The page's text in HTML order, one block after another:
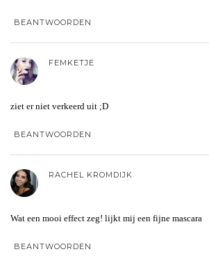
BEANTWOORDEN
FEMKETJE
ziet er niet verkeerd uit ;D
BEANTWOORDEN
RACHEL KROMDIJK
Wat een mooi effect zeg! lijkt mij een fijne mascara
BEANTWOORDEN